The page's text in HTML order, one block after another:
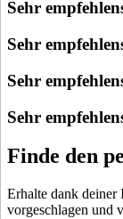
Sehr
Sehr
Sehr
Sehr
Finde den
Erhalte dank deiner
vorgeschlagen und